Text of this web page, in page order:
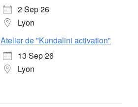
2 Sep 26
Lyon
Atelier de "Kundalini activation"
13 Sep 26
Lyon